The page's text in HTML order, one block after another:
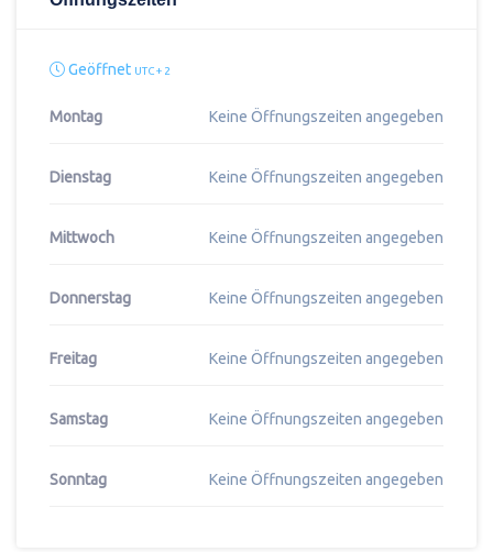
Geöffnet UTC + 2
Montag Keine Öffnungszeiten angegeben
Dienstag Keine Öffnungszeiten angegeben
Mittwoch Keine Öffnungszeiten angegeben
Donnerstag Keine Öffnungszeiten angegeben
Freitag Keine Öffnungszeiten angegeben
Samstag Keine Öffnungszeiten angegeben
Sonntag Keine Öffnungszeiten angegeben